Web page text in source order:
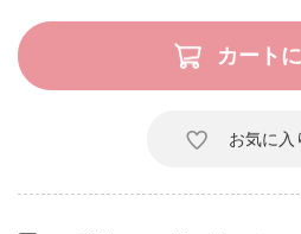
お気に入